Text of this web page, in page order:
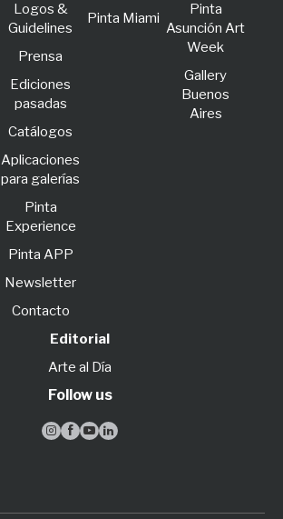
Logos &
Guidelines
Prensa
Ediciones
pasadas
Catálogos
Aplicaciones
para galerías
Pinta
Experience
Pinta APP
Newsletter
Contacto
Pinta Miami
Pinta
Asunción Art
Week
Gallery
Buenos
Aires
Editorial
Arte al Día
Follow us
   